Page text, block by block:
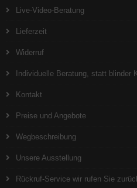
Live-Video-Beratung
Lieferzeit
Widerruf
Individuelle Beratung, statt blinder
Kontakt
Preise und Angebote
Wegbeschreibung
Unsere Ausstellung
Rückruf-Service wir rufen Sie